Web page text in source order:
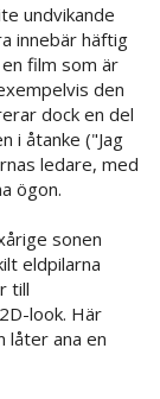
undvikande
innebär häftig
film som är
den
dock en del
i åtanke ("Jag
ledare, med
ögon.
sonen
eldpilarna
till
look. Här
låter ana en